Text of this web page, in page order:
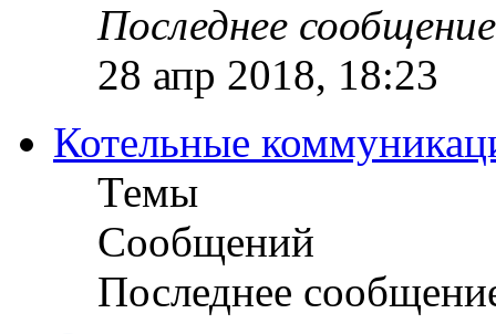
Последнее сообщение
28 апр 2018, 18:23
Котельные
Темы
Сообщений
Последнее